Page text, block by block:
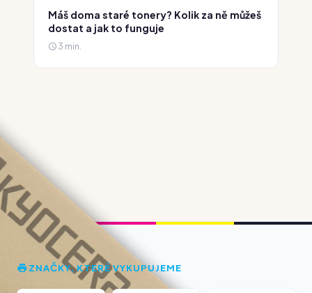
Máš doma staré tonery? Kolik za ně můžeš
dostat a jak to funguje
3 min.
ZNAČKY, KTERÉ VYKUPUJEME